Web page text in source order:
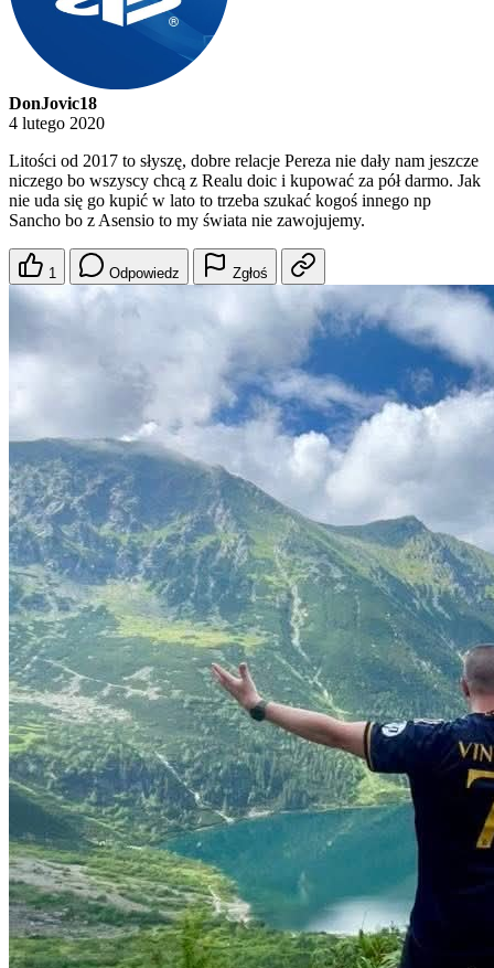
DonJovic18
4 lutego 2020
Litości od 2017 to słyszę, dobre relacje Pereza nie dały nam jeszcze
niczego bo wszyscy chcą z Realu doic i kupować za pół darmo. Jak
nie uda się go kupić w lato to trzeba szukać kogoś innego np
Sancho bo z Asensio to my świata nie zawojujemy.
1 Odpowiedz Zgłoś